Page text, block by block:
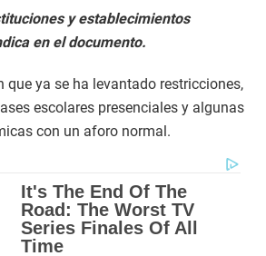
y establecimientos
en el documento.
que ya se ha levantado restricciones,
escolares presenciales y algunas
con un aforo normal.